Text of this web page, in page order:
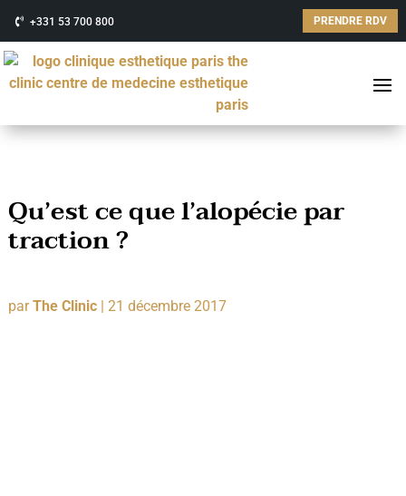
+331 53 700 800 PRENDRE RDV
Qu’est ce que l’alopécie par
traction ?
parThe Clinic| 21 décembre 2017